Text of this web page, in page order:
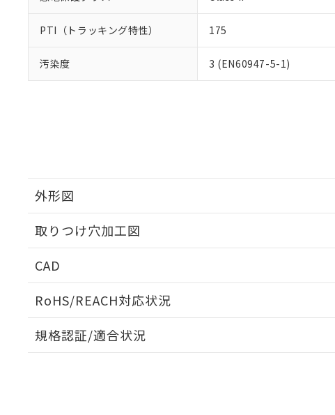
PTI（トラッキング特性） 175
汚染度 3 (EN60947-5-1)
外形図
取りつけ穴加工図
CAD
RoHS/REACH対応状況
EU RoHS 注意事項・凡例
規格認証/適合状況